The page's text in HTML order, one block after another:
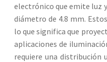
electrónico que emite luz
diámetro de 4.8 mm.
lo que significa que
aplicaciones de
requiere una distribución